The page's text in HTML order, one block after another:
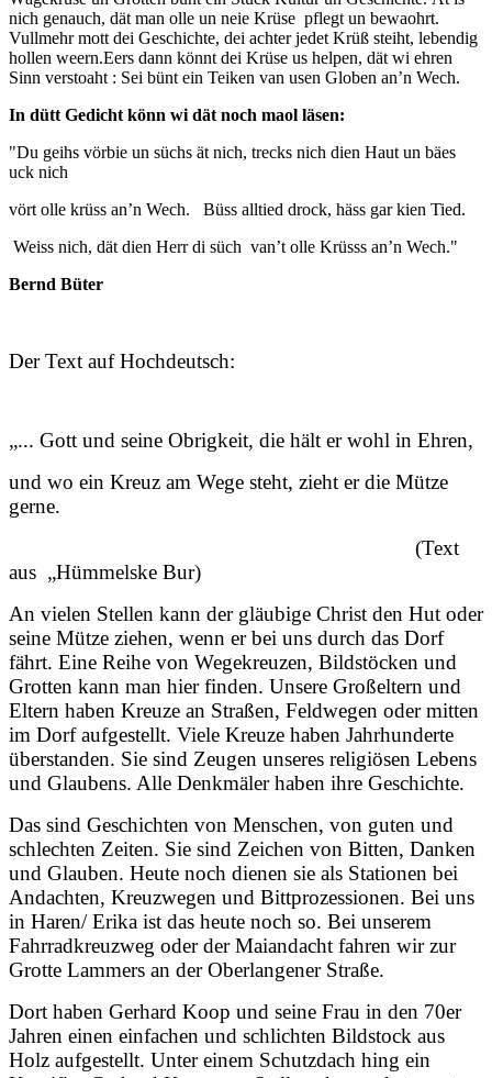
nich genauch, dät man olle un neie Krüse pflegt un bewaohrt.
Vullmehr mott dei Geschichte, dei achter jedet Krüß steiht, lebendig
hollen weern.Eers dann könnt dei Krüse us helpen, dät wi ehren
Sinn verstoaht : Sei bünt ein Teiken van usen Globen an’n Wech.
In dütt Gedicht könn wi dät noch maol läsen:
"Du geihs vörbie un süchs ät nich, trecks nich dien Haut un bäes
uck nich
vört olle krüss an’n Wech. Büss alltied drock, häss gar kien Tied.
Weiss nich, dät dien Herr di süch van’t olle Krüsss an’n Wech."
Bernd Büter
Der Text auf Hochdeutsch:
„... Gott und seine Obrigkeit, die hält er wohl in Ehren,
und wo ein Kreuz am Wege steht, zieht er die Mütze
gerne.
(Text
aus „Hümmelske Bur)
An vielen Stellen kann der gläubige Christ den Hut oder
seine Mütze ziehen, wenn er bei uns durch das Dorf
fährt. Eine Reihe von Wegekreuzen, Bildstöcken und
Grotten kann man hier finden. Unsere Großeltern und
Eltern haben Kreuze an Straßen, Feldwegen oder mitten
im Dorf aufgestellt. Viele Kreuze haben Jahrhunderte
überstanden. Sie sind Zeugen unseres religiösen Lebens
und Glaubens. Alle Denkmäler haben ihre Geschichte.
Das sind Geschichten von Menschen, von guten und
schlechten Zeiten. Sie sind Zeichen von Bitten, Danken
und Glauben. Heute noch dienen sie als Stationen bei
Andachten, Kreuzwegen und Bittprozessionen. Bei uns
in Haren/ Erika ist das heute noch so. Bei unserem
Fahrradkreuzweg oder der Maiandacht fahren wir zur
Grotte Lammers an der Oberlangener Straße.
Dort haben Gerhard Koop und seine Frau in den 70er
Jahren einen einfachen und schlichten Bildstock aus
Holz aufgestellt. Unter einem Schutzdach hing ein